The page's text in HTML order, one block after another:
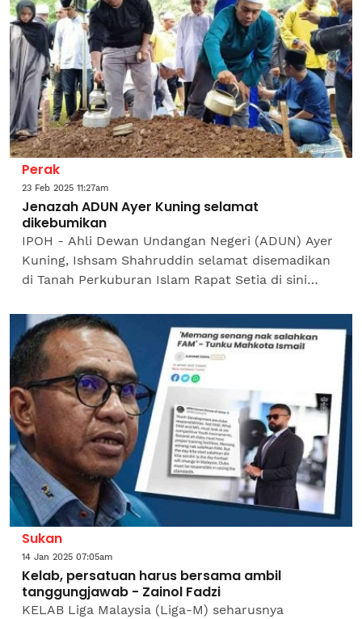
Perak
23 Feb 2025 11:27am
Jenazah ADUN Ayer Kuning selamat
dikebumikan
IPOH - Ahli Dewan Undangan Negeri (ADUN) Ayer
Kuning, Ishsam Shahruddin selamat disemadikan
di Tanah Perkuburan Islam Rapat Setia di sini
itu selesai...
Sukan
14 Jan 2025 07:05am
Kelab, persatuan harus bersama ambil
tanggungjawab - Zainol Fadzi
KELAB Liga Malaysia (Liga-M) seharusnya